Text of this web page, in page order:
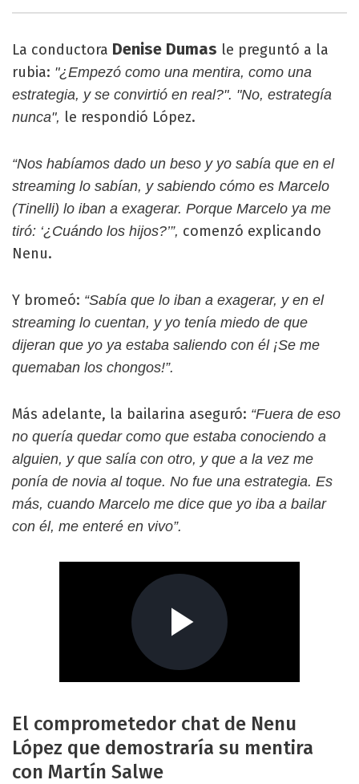
La conductora Denise Dumas le preguntó a la
rubia: "¿Empezó como una mentira, como una
estrategia, y se convirtió en real?". "No, estrategía
nunca", le respondió López.
“Nos habíamos dado un beso y yo sabía que en el
streaming lo sabían, y sabiendo cómo es Marcelo
(Tinelli) lo iban a exagerar. Porque Marcelo ya me
tiró: ‘¿Cuándo los hijos?’”, comenzó explicando
Nenu.
Y bromeó: “Sabía que lo iban a exagerar, y en el
streaming lo cuentan, y yo tenía miedo de que
dijeran que yo ya estaba saliendo con él ¡Se me
quemaban los chongos!”.
Más adelante, la bailarina aseguró: “Fuera de eso
no quería quedar como que estaba conociendo a
alguien, y que salía con otro, y que a la vez me
ponía de novia al toque. No fue una estrategia. Es
más, cuando Marcelo me dice que yo iba a bailar
con él, me enteré en vivo”.
El comprometedor chat de Nenu
López que demostraría su mentira
con Martín Salwe